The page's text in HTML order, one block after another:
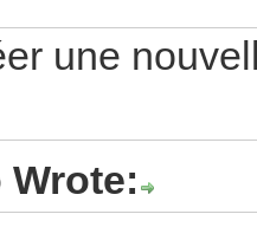
une